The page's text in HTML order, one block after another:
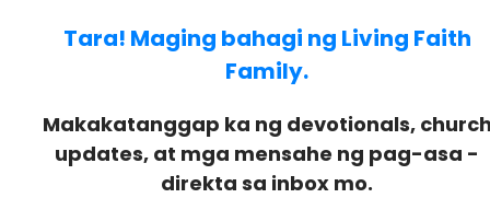
Tara! Maging bahagi ng Living Faith
Family.
Makakatanggap ka ng devotionals,
updates, at mga mensahe ng pag-asa -
direkta sa inbox mo.